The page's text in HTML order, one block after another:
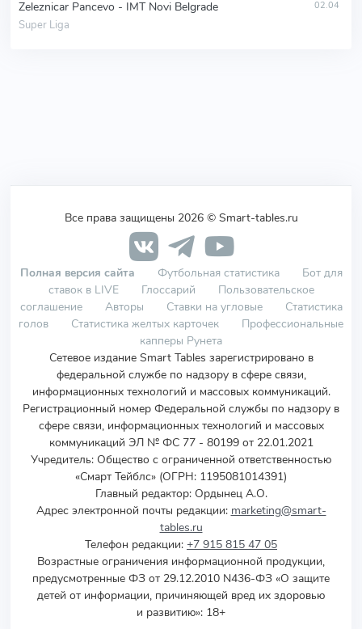
Zeleznicar Pancevo - IMT Novi Belgrade
Super Liga
02.04
Все права защищены 2026 © Smart-tables.ru
Полная версия сайта Футбольная статистика
Бот для
ставок в LIVE
Глоссарий
Пользовательское
соглашение
Авторы Ставки на угловые
Статистика
голов
Статистика желтых карточек
Профессиональные
капперы Рунета
Сетевое издание Smart Tables зарегистрировано в
федеральной службе по надзору в сфере связи,
информационных технологий и массовых коммуникаций.
Регистрационный номер Федеральной службы по надзору в
сфере связи, информационных технологий и массовых
коммуникаций ЭЛ № ФС 77 - 80199 от 22.01.2021
Учредитель: Общество с ограниченной ответственностью
«Смарт Тейблс» (ОГРН: 1195081014391)
Главный редактор: Ордынец А.О.
Адрес электронной почты редакции: marketing@smart-
tables.ru
Телефон редакции: +7 915 815 47 05
Возрастные ограничения информационной продукции,
предусмотренные ФЗ от 29.12.2010 N436-ФЗ «О защите
детей от информации, причиняющей вред их здоровью
и развитию»: 18+